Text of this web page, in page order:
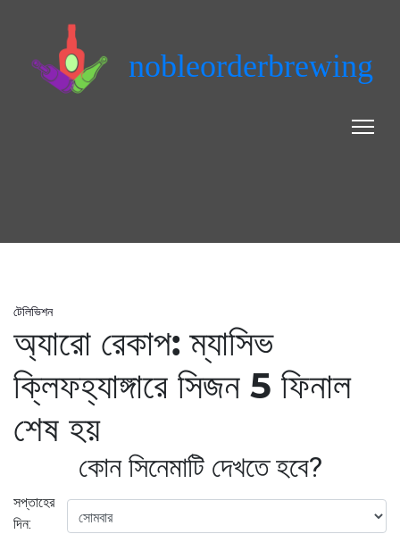
nobleorderbrewing
টেলিভিশন
অ্যারো রেকাপ: ম্যাসিভ
ক্লিফহ্যাঙ্গারে সিজন 5 ফিনাল
শেষ হয়
কোন সিনেমাটি দেখতে হবে?
সপ্তাহের
দিন: